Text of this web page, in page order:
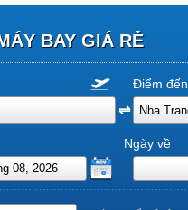
BAY GIÁ RẺ
Điểm đến
Ngày về